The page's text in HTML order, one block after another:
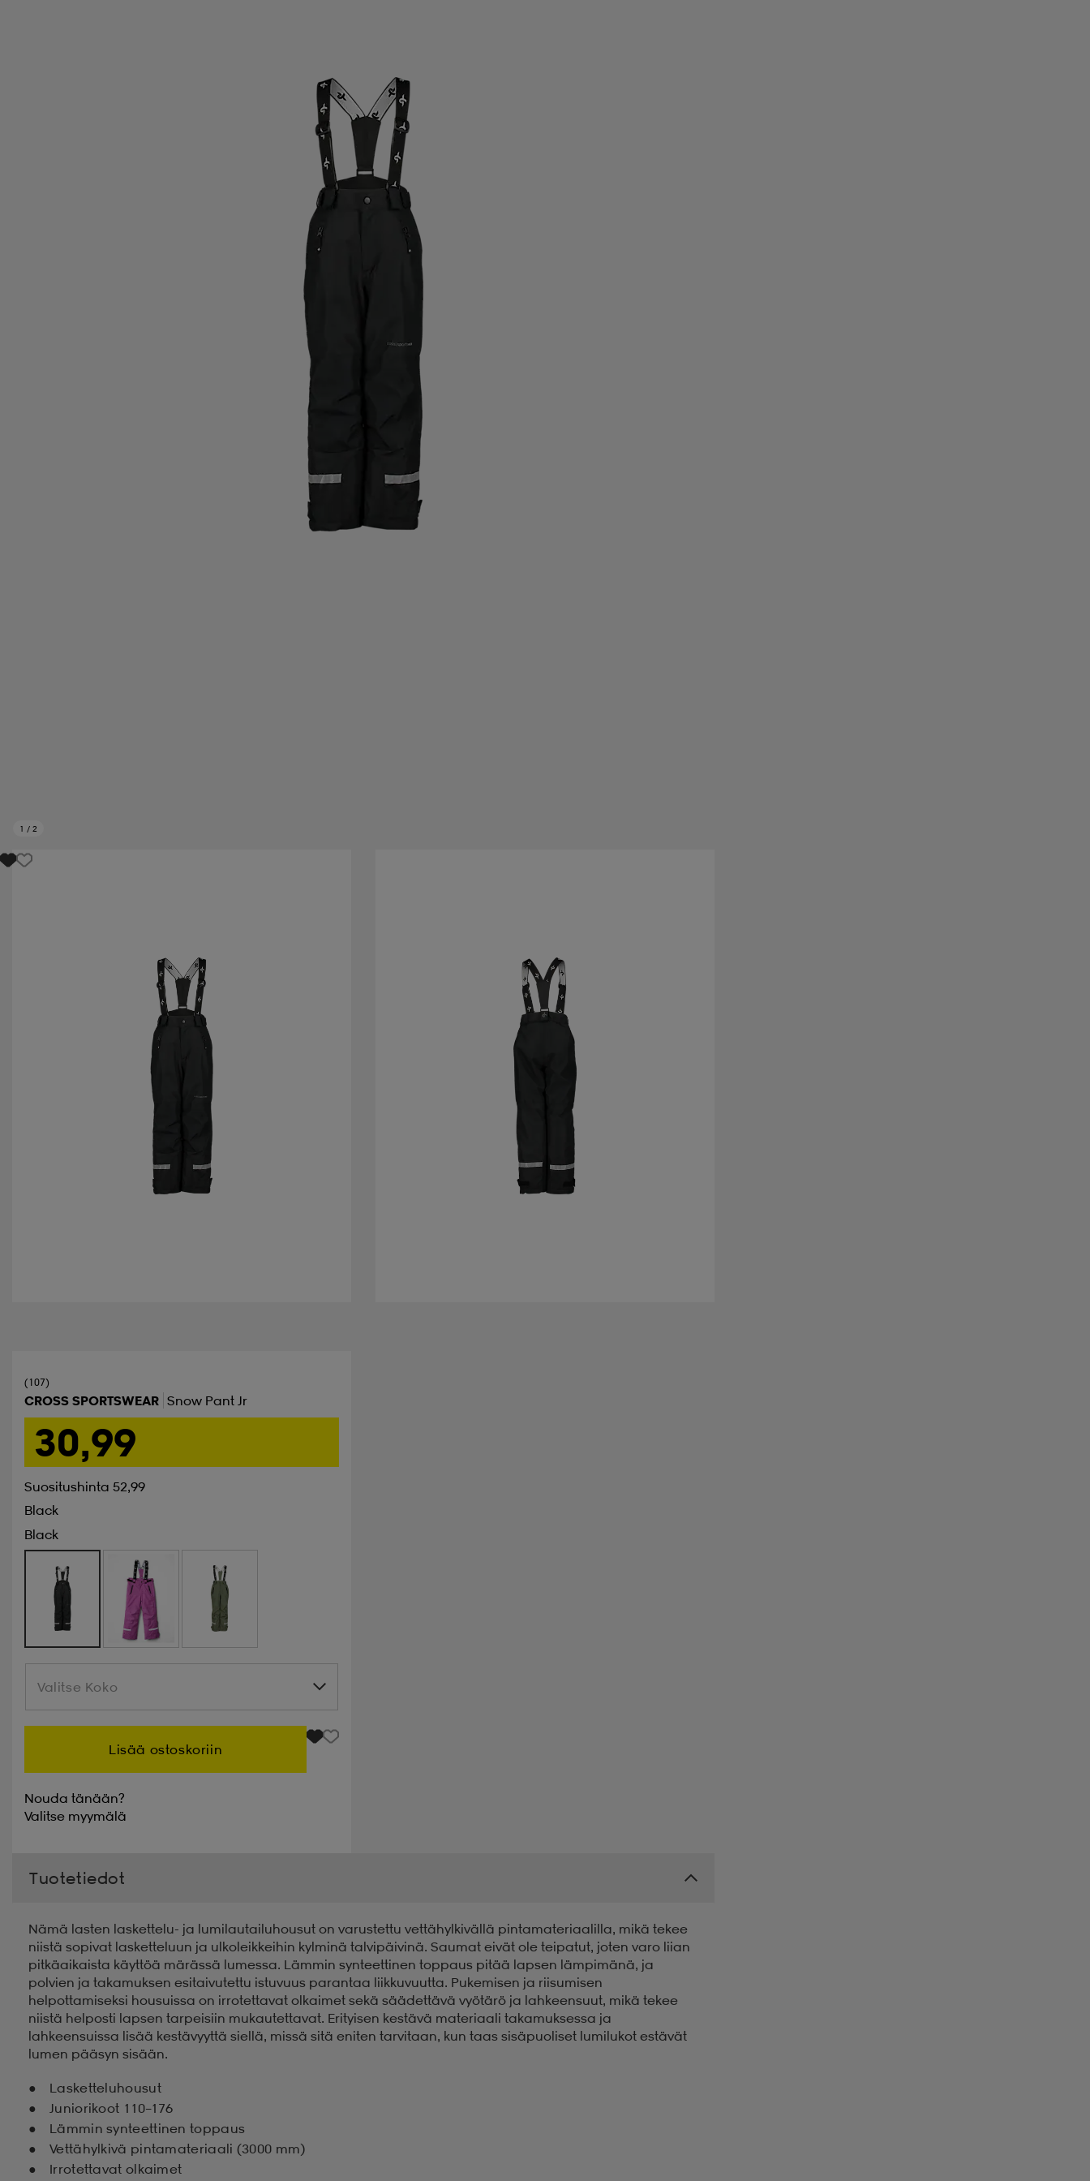
1 / 2
(107)
CROSS SPORTSWEAR Snow Pant Jr
30,99
Suositushinta 52,99
Black
Black
Valitse Koko
Valitse Koko
Lisää ostoskoriin
Nouda tänään?
Valitse myymälä
Tuotetiedot
Nämä lasten laskettelu- ja lumilautailuhousut on varustettu vettähylkivällä pintamateriaalilla, mikä tekee
niistä sopivat lasketteluun ja ulkoleikkeihin kylminä talvipäivinä. Saumat eivät ole teipatut, joten varo liian
pitkäaikaista käyttöä märässä lumessa. Lämmin synteettinen toppaus pitää lapsen lämpimänä, ja
polvien ja takamuksen esitaivutettu istuvuus parantaa liikkuvuutta. Pukemisen ja riisumisen
helpottamiseksi housuissa on irrotettavat olkaimet sekä säädettävä vyötärö ja lahkeensuut, mikä tekee
niistä helposti lapsen tarpeisiin mukautettavat. Erityisen kestävä materiaali takamuksessa ja
lahkeensuissa lisää kestävyyttä siellä, missä sitä eniten tarvitaan, kun taas sisäpuoliset lumilukot estävät
lumen pääsyn sisään.
Lasketteluhousut
Juniorikoot 110–176
Lämmin synteettinen toppaus
Vettähylkivä pintamateriaali (3000 mm)
Irrotettavat olkaimet